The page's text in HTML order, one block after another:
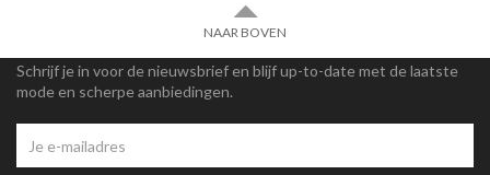
NAAR BOVEN
Schrijf je in voor de nieuwsbrief en blijf up-to-date met de laatste
mode en scherpe aanbiedingen.